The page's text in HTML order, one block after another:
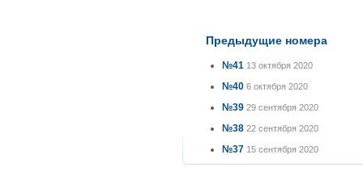
Предыдущие номера
№41 13 октября 2020
№40 6 октября 2020
№39 29 сентября 2020
№38 22 сентября 2020
№37 15 сентября 2020